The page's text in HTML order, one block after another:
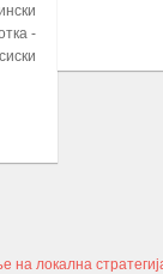
-
на локална